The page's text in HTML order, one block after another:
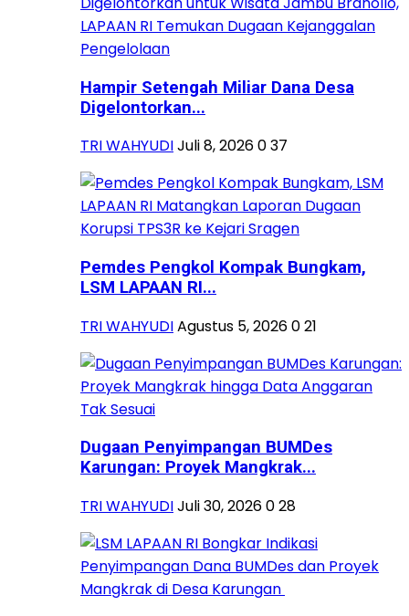
Hampir Setengah Miliar Dana Desa
Digelontorkan...
TRI WAHYUDIJuli 8, 2026037
Pemdes Pengkol Kompak Bungkam,
LSM LAPAAN RI...
TRI WAHYUDIAgustus 5, 2026021
Dugaan Penyimpangan BUMDes
Karungan: Proyek Mangkrak...
TRI WAHYUDIJuli 30, 2026028